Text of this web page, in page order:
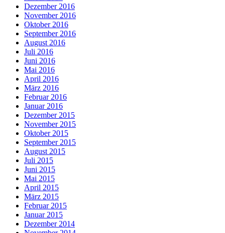
Dezember 2016
November 2016
Oktober 2016
September 2016
August 2016
Juli 2016
Juni 2016
Mai 2016
April 2016
März 2016
Februar 2016
Januar 2016
Dezember 2015
November 2015
Oktober 2015
September 2015
August 2015
Juli 2015
Juni 2015
Mai 2015
April 2015
März 2015
Februar 2015
Januar 2015
Dezember 2014